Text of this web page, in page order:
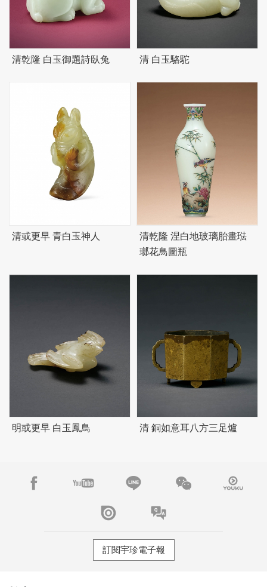
清乾隆 白玉御題詩臥兔 清 白玉駱駝
清或更早 青白玉神人
清乾隆 涅白地玻璃胎畫琺
瑯花鳥圖瓶
明或更早 白玉鳳鳥 清 銅如意耳八方三足爐
訂閱宇珍電子報